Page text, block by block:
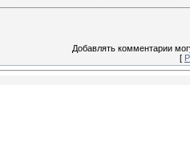
Добавлять комментарии
[